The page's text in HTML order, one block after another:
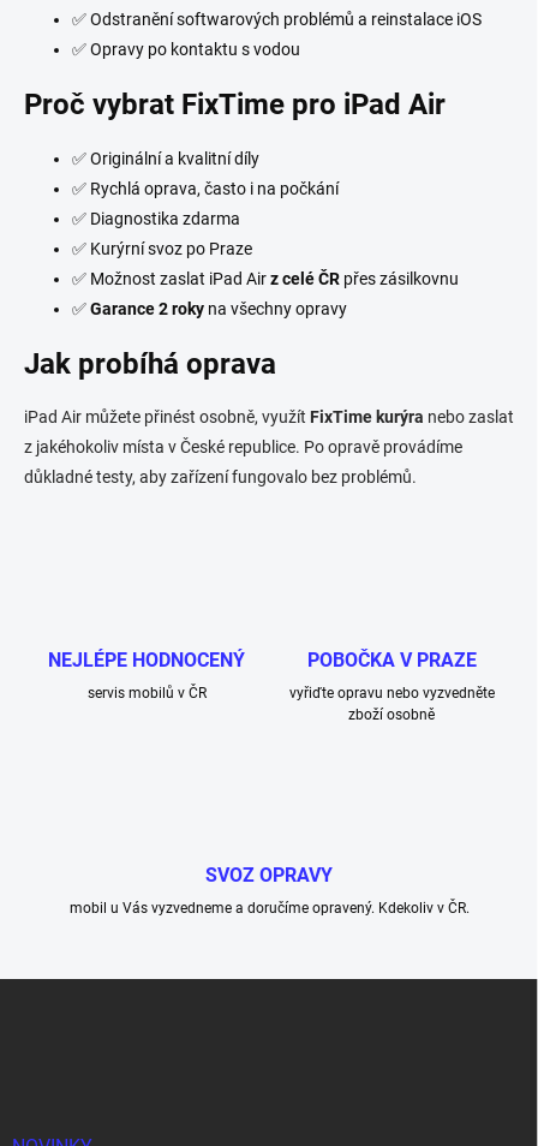
✅ Odstranění softwarových problémů a reinstalace iOS
✅ Opravy po kontaktu s vodou
Proč vybrat FixTime pro iPad Air
✅ Originální a kvalitní díly
✅ Rychlá oprava, často i na počkání
✅ Diagnostika zdarma
✅ Kurýrní svoz po Praze
✅ Možnost zaslat iPad Airz celé ČR přes zásilkovnu
✅Garance 2 roky na všechny opravy
Jak probíhá oprava
iPad Air můžete přinést osobně, využít FixTime kurýra nebo zaslat
z jakéhokoliv místa v České republice. Po opravě provádíme
důkladné testy, aby zařízení fungovalo bez problémů.
NEJLÉPE HODNOCENÝ
servis mobilů v ČR
POBOČKA V PRAZE
vyřiďte opravu nebo vyzvedněte
zboží osobně
SVOZ OPRAVY
mobil u Vás vyzvedneme a doručíme opravený. Kdekoliv v ČR.